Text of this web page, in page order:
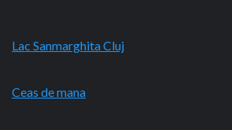
Lac Sanmarghita Cluj
Ceas de mana